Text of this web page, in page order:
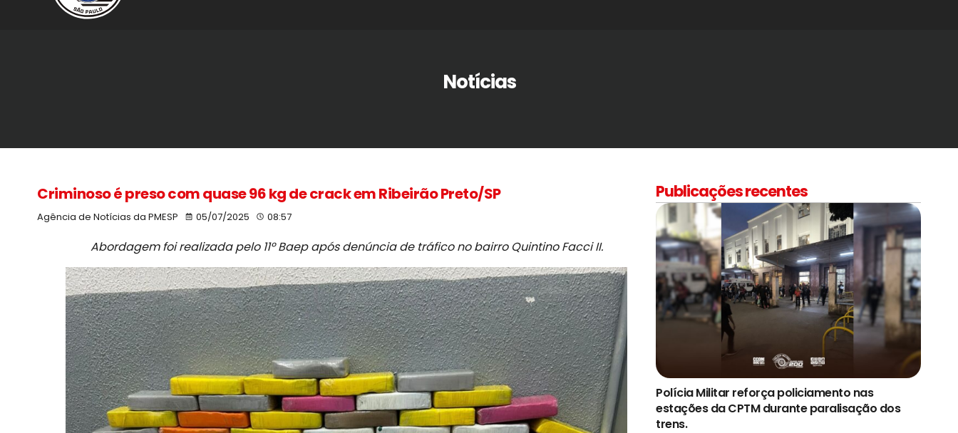
Notícias
Criminoso é preso com quase 96 kg de crack em Ribeirão Preto/SP
Agência de Notícias da PMESP 05/07/2025 08:57
Abordagem foi realizada pelo 11º Baep após denúncia de tráfico no bairro Quintino Facci II.
Publicações recentes
Polícia Militar reforça policiamento nas
estações da CPTM durante paralisação dos
trens.